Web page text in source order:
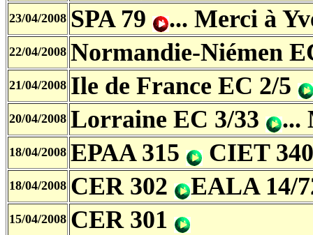
23/04/2008 SPA 79 ... Merci à
22/04/2008 Normandie-Niémen
21/04/2008 Ile de France EC 2/5
20/04/2008 Lorraine EC 3/33 ...
18/04/2008 EPAA 315 CIET
18/04/2008 CER 302 EALA 14/
15/04/2008 CER 301